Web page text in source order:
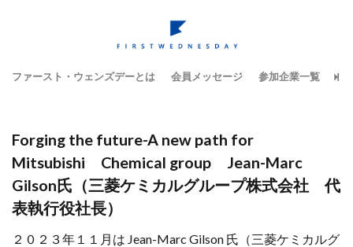
ファースト・ウェンズデーとは 会員メッセージ 参加企業一覧 テ
Forging the future-A new path for
Mitsubishi Chemical group Jean-Marc
Gilson氏（三菱ケミカルグループ株式会社 代
表執行役社長）
２０２３年１１月は Jean-Marc Gilson 氏（三菱ケミカルグ